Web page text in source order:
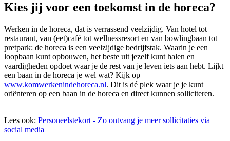
Kies jij voor een toekomst in de horeca?
Werken in de horeca, dat is verrassend veelzijdig. Van hotel tot
restaurant, van (eet)café tot wellnessresort en van bowlingbaan tot
pretpark: de horeca is een veelzijdige bedrijfstak. Waarin je een
loopbaan kunt opbouwen, het beste uit jezelf kunt halen en
vaardigheden opdoet waar je de rest van je leven iets aan hebt. Lijkt
een baan in de horeca je wel wat? Kijk op
www.komwerkenindehoreca.nl. Dit is dé plek waar je je kunt
oriënteren op een baan in de horeca en direct kunnen solliciteren.
Lees ook: Personeelstekort - Zo ontvang je meer sollicitaties via
social media